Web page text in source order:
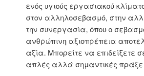
ενός υγιούς εργασιακού
στον αλληλοσεβασμό, στην
την συνεργασία, όπου ο
ανθρώπινη αξιοπρέπεια
αξία. Μπορείτε να επιδείξετε
απλές αλλά σημαντικές